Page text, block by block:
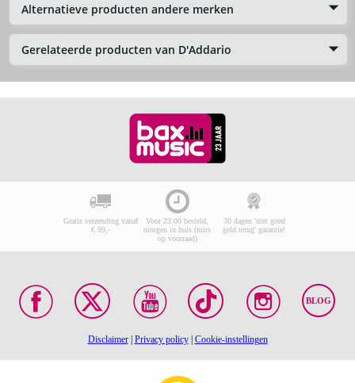
Alternatieve producten andere merken
Gerelateerde producten van D'Addario
Gratis verzending vanaf
€ 99,-
Voor 23:00 besteld,
morgen in huis (mits
op voorraad)
30 dagen 'niet goed
geld terug' garantie!
BLOG
Disclaimer| Privacy policy| Cookie-instellingen